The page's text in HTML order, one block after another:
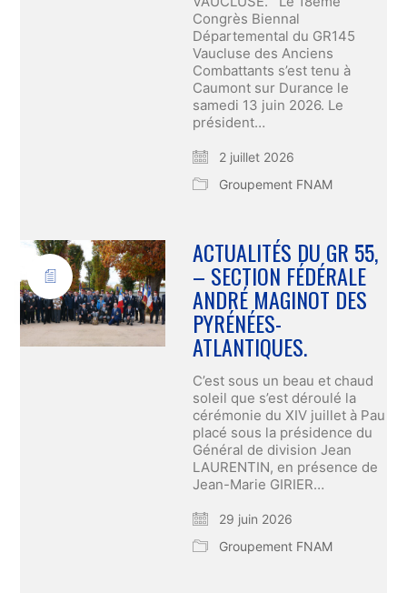
Congrès Biennal
Départemental du GR145
Vaucluse des Anciens
Combattants s’est tenu à
Caumont sur Durance le
samedi 13 juin 2026. Le
président…
2 juillet 2026
Groupement FNAM
ACTUALITÉS DU GR 55,
– SECTION FÉDÉRALE
ANDRÉ MAGINOT DES
PYRÉNÉES-
ATLANTIQUES.
C’est sous un beau et chaud
soleil que s’est déroulé la
cérémonie du XIV juillet à Pau
placé sous la présidence du
Général de division Jean
LAURENTIN, en présence de
Jean-Marie GIRIER…
29 juin 2026
Groupement FNAM